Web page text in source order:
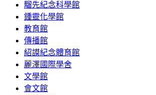
騮先紀念科學館
鍾靈化學館
教育館
傳播館
紹謨紀念體育館
麗澤國際學舍
文學館
會文館